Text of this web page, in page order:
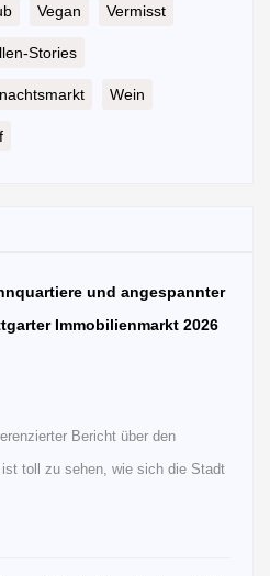
Vegan Vermisst
Stories
Wein
und angespannter
Immobilienmarkt 2026
Bericht über den
toll zu sehen, wie sich die Stadt